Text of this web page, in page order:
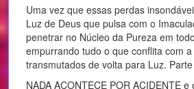
Uma vez que essas perdas
Luz de Deus que pulsa com o
penetrar no Núcleo da Pureza em
empurrando tudo o que conflita com
transmutados de volta para Luz.
NADA ACONTECE POR ACIDENTE